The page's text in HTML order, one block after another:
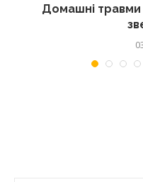
Домашні травми